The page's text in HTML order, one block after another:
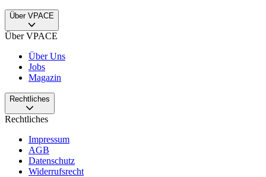
Über VPACE
Über VPACE
Über Uns
Jobs
Magazin
Rechtliches
Rechtliches
Impressum
AGB
Datenschutz
Widerrufsrecht